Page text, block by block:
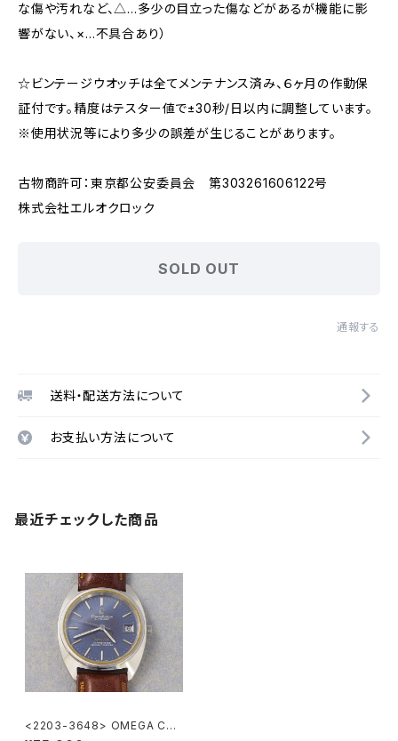
な傷や汚れなど、△…多少の目立った傷などがあるが機能に影
響がない、×…不具合あり）
☆ビンテージウオッチは全てメンテナンス済み、６ヶ月の作動保
証付です。精度はテスター値で±30秒/日以内に調整しています。
※使用状況等により多少の誤差が生じることがあります。
古物商許可：東京都公安委員会 第303261606122号
株式会社エルオクロック
SOLD OUT
通報する
送料・配送方法について
お支払い方法について
最近チェックした商品
<2203-3648> OMEGA Con